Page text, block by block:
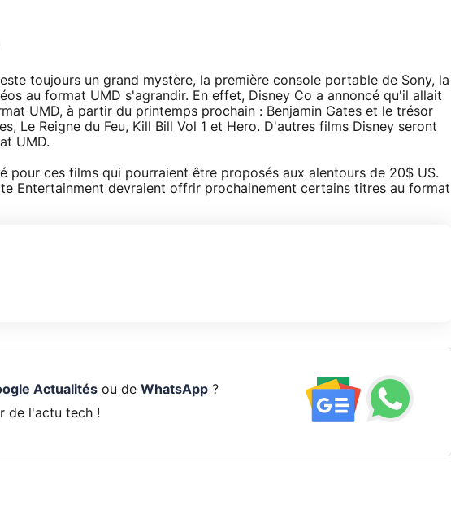
toujours un grand mystère, la première console portable de Sony, la
au format UMD s'agrandir. En effet, Disney Co a annoncé qu'il allait
UMD, à partir du printemps prochain : Benjamin Gates et le trésor
Le Reigne du Feu, Kill Bill Vol 1 et Hero. D'autres films Disney seront
UMD.
pour ces films qui pourraient être proposés aux alentours de 20$ US.
Entertainment devraient offrir prochainement certains titres au format
Actualitésou de WhatsApp?
de l'actu tech !